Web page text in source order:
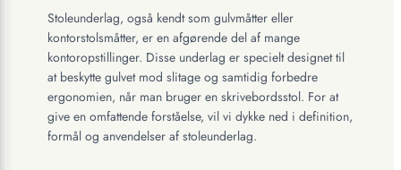
Stoleunderlag, også kendt som gulvmåtter eller
kontorstolsmåtter, er en afgørende del af mange
kontoropstillinger. Disse underlag er specielt designet til
at beskytte gulvet mod slitage og samtidig forbedre
ergonomien, når man bruger en skrivebordsstol. For at
give en omfattende forståelse, vil vi dykke ned i definition,
formål og anvendelser af stoleunderlag.